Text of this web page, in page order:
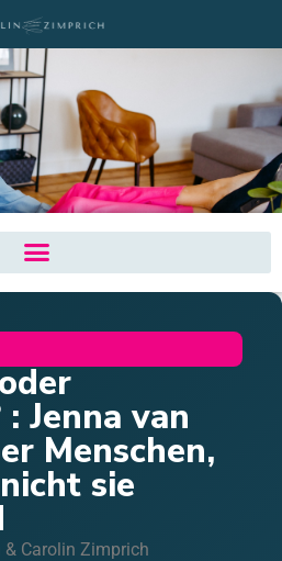
Jenna van
Menschen,
sie
Carolin Zimprich